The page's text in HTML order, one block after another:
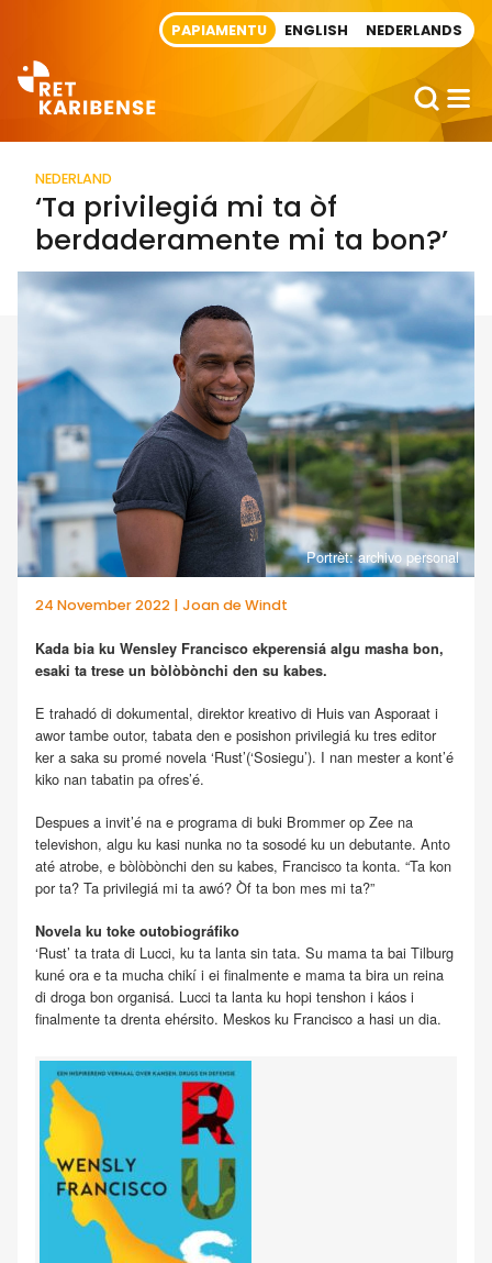
PAPIAMENTU ENGLISH NEDERLANDS
NEDERLAND
‘Ta privilegiá mi ta òf
berdaderamente mi ta bon?’
Portrèt: archivo personal
24 November 2022 | Joan de Windt
Kada bia ku Wensley Francisco ekperensiá algu masha bon,
esaki ta trese un bòlòbònchi den su kabes.
E trahadó di dokumental, direktor kreativo di Huis van Asporaat i
awor tambe outor, tabata den e posishon privilegiá ku tres editor
ker a saka su promé novela ‘Rust’(‘Sosiegu’). I nan mester a kont’é
kiko nan tabatin pa ofres’é.
Despues a invit’é na e programa di buki Brommer op Zee na
televishon, algu ku kasi nunka no ta sosodé ku un debutante. Anto
até atrobe, e bòlòbònchi den su kabes, Francisco ta konta. “Ta kon
por ta? Ta privilegiá mi ta awó? Òf ta bon mes mi ta?”
Novela ku toke outobiográfiko
‘Rust’ ta trata di Lucci, ku ta lanta sin tata. Su mama ta bai Tilburg
kuné ora e ta mucha chikí i ei finalmente e mama ta bira un reina
di droga bon organisá. Lucci ta lanta ku hopi tenshon i káos i
finalmente ta drenta ehérsito. Meskos ku Francisco a hasi un dia.